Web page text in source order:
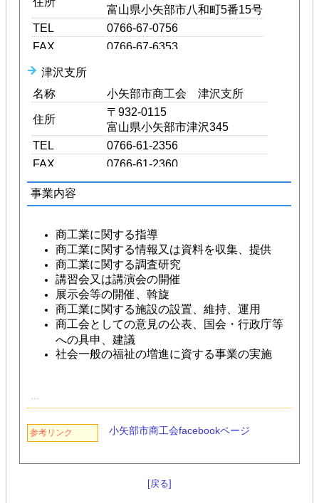
富山県小矢部市八和町5番15号
TEL
0766-67-0756
FAX
0766-67-6353
Email
休日
土･日･祝日
津沢支所
名称
小矢部市商工会 津沢支所
住所
〒932-0115
富山県小矢部市津沢345
TEL
0766-61-2356
FAX
0766-61-2360
Email
tuzawa@shokoren-toyama.or.jp
開所時間
事業内容
商工業に関する指導
商工業に関する情報又は資料を収集、提供
商工業に関する調査研究
講習会又は講演会の開催
展示会等の開催、斡旋
商工業に関する施設の設置、維持、運用
商工会としての意見の公表、国会・行政庁等
への具申、建議
社会一般の福祉の増進に資する事業の実施
参考リンク 小矢部市商工会facebookページ
[戻る]